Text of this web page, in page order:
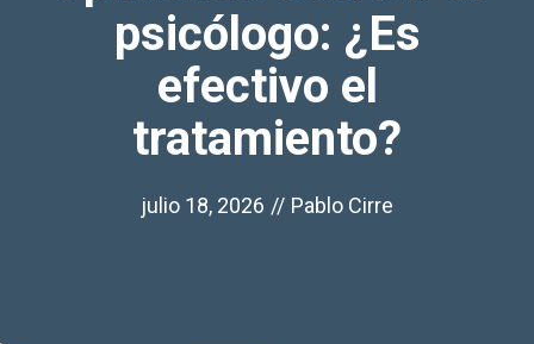
psicólogo: ¿Es
efectivo el
tratamiento?
julio 18, 2026 // Pablo Cirre